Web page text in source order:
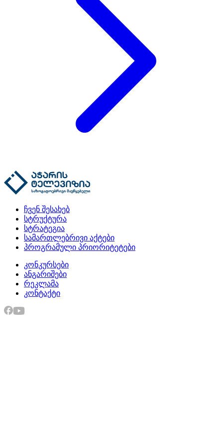
ჩვენ შესახებ
სტრუქტურა
სტრატეგია
სამართლებრივი აქტები
პროგრამული პრიორიტეტები
კონკურსები
ანგარიშები
რეკლამა
კონტაქტი